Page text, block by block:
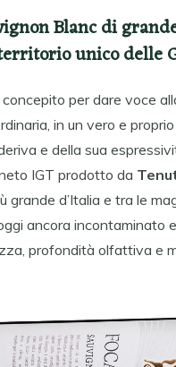
Blanc di
unico delle
per dare voce
in un vero e
e della sua
IGT prodotto da
grande d’Italia e tra le
ancora incontaminato
profondità olfattiva e